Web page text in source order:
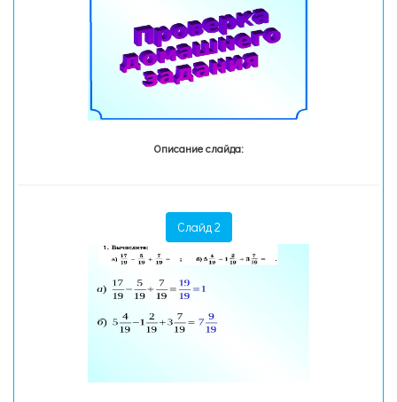
Описание слайда:
Слайд 2